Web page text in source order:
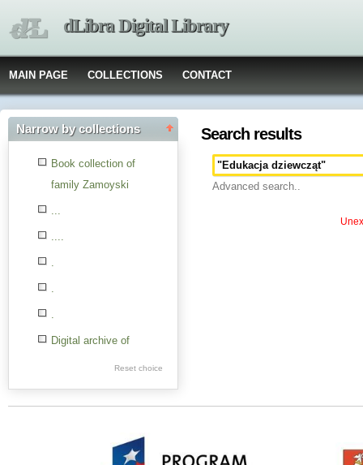
dLibra Digital Library
MAIN PAGE COLLECTIONS CONTACT
Narrow by collections
Book collection of
family Zamoyski
...
....
.
.
.
Digital archive of
Reset choice
Search results
Advanced search..